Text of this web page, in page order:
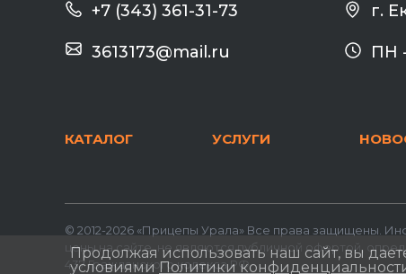
+7 (343) 361-31-73 г.
3613173@mail.ru ПН
КАТАЛОГ УСЛУГИ
© 2012-2026 «Прицепы Урала» Все права защищены.
цены на сайте, не являются публичной офертой,
437 Гражданского кодекса РФ.
Продолжая использовать наш сайт, вы
условиями Политики